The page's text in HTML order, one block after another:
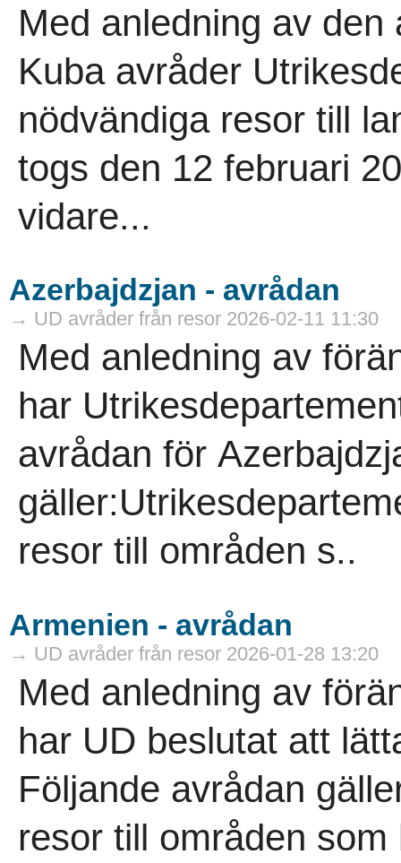
Med anledning av
Kuba avråder
nödvändiga resor till
togs den 12 februari
vidare...
Azerbajdzjan - avrådan
→ UD avråder från resor 2026-02-11 11:30
Med anledning av
har
avrådan för
resor till områden s..
Armenien - avrådan
→ UD avråder från resor 2026-01-28 13:20
Med anledning av
har UD beslutat att
Följande avrådan
resor till områden